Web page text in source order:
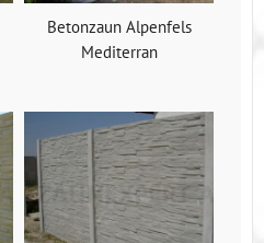
Betonzaun Alpenfels
Mediterran